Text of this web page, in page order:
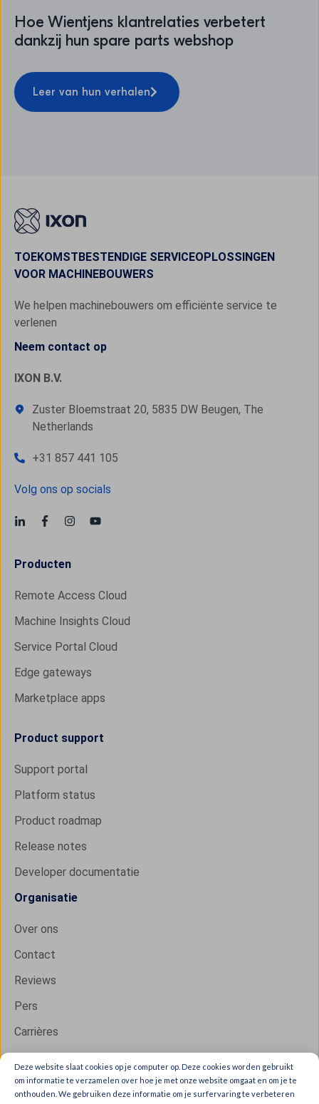
Deze website slaat cookies op je computer op. Deze cookies worden gebruikt
om informatie te verzamelen over hoe je met onze website omgaat en om je te
onthouden. We gebruiken deze informatie om je surfervaring te verbeteren
Hoe Wientjens klantrelaties verbetert
dankzij hun spare parts webshop
Leer van hun verhalen
TOEKOMSTBESTENDIGE SERVICEOPLOSSINGEN
VOOR MACHINEBOUWERS
We helpen machinebouwers om efficiënte service te
verlenen
Neem contact op
IXON B.V.
Zuster Bloemstraat 20, 5835 DW Beugen, The
Netherlands
+31 857 441 105
Volg ons op socials
Producten
Remote Access Cloud
Machine Insights Cloud
Service Portal Cloud
Edge gateways
Marketplace apps
Product support
Support portal
Platform status
Product roadmap
Release notes
Developer documentatie
Organisatie
Over ons
Contact
Reviews
Pers
Carrières
Copyright © 2026 IXON B.V. All rights reserved.